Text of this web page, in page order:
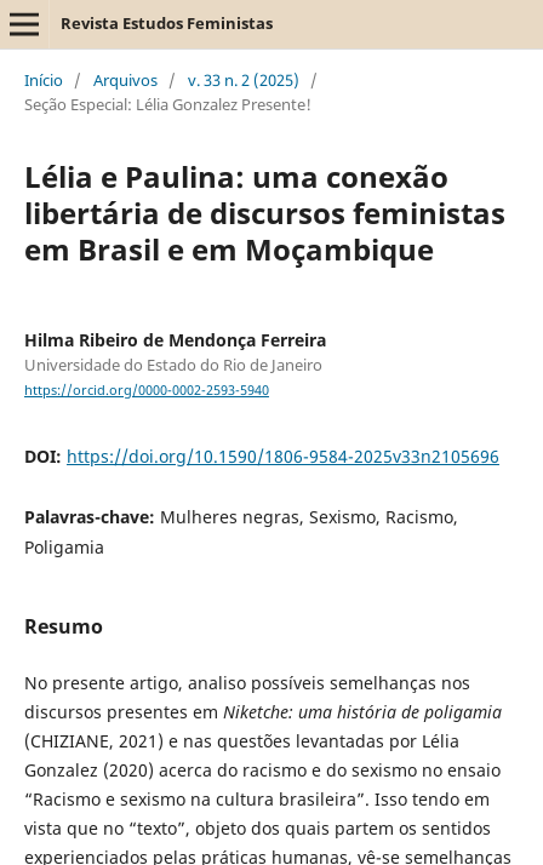
Revista Estudos Feministas
Início / Arquivos / v. 33 n. 2 (2025)
/
Seção Especial: Lélia Gonzalez Presente!
Lélia e Paulina: uma conexão
libertária de discursos feministas
em Brasil e em Moçambique
Hilma Ribeiro de Mendonça Ferreira
Universidade do Estado do Rio de Janeiro
https://orcid.org/0000-0002-2593-5940
DOI: https://doi.org/10.1590/1806-9584-2025v33n2105696
Palavras-chave: Mulheres negras, Sexismo, Racismo,
Poligamia
Resumo
No presente artigo, analiso possíveis semelhanças nos
discursos presentes em Niketche: uma história de poligamia
(CHIZIANE, 2021) e nas questões levantadas por Lélia
Gonzalez (2020) acerca do racismo e do sexismo no ensaio
“Racismo e sexismo na cultura brasileira”. Isso tendo em
vista que no “texto”, objeto dos quais partem os sentidos
experienciados pelas práticas humanas, vê-se semelhanças